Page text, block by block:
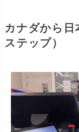
カナダから日
ステップ）